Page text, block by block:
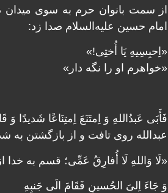
از سمت بانوان حرم به سوی میدان
امام حسین علیه‌السلام صدا زد:
«اِحبِسِیهِ یَا أُختِی!»
«خواهرم او را نگه دار»
فَأَبَی عَبدُاللهِ وَ اِمتَنَعَ اِمتِنَاعًا شَدیدًا وَ
عبدالله روی تافت و از بازگشتن
«لَا وَاللهِ لَا أُفارِقُ عَمِّی؛ قسم به
وَ جَاءَ اِلیَ الحُسینِ فَقَامَ الَی جَنبِهِ